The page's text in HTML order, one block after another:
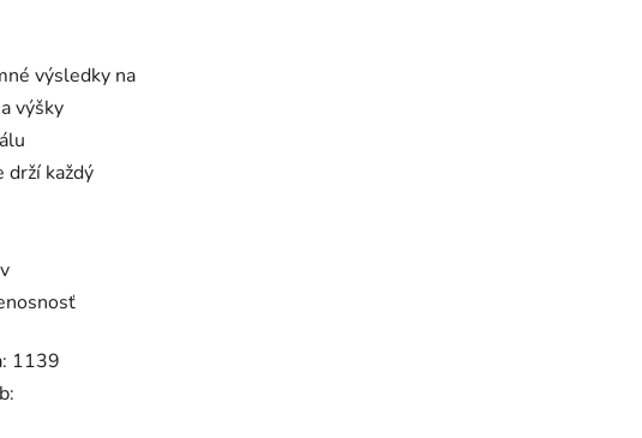
výsledky na
výšky
drží každý
1139